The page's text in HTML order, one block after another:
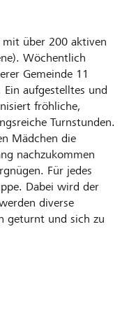
mit über 200 aktiven
Wöchentlich
Gemeinde 11
aufgestelltes und
fröhliche,
Turnstunden.
Mädchen die
nachzukommen
Für jedes
Dabei wird der
diverse
geturnt und sich zu